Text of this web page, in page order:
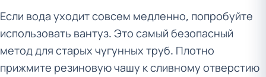
Если вода уходит совсем медленно, попробуйте
использовать вантуз. Это самый безопасный
метод для старых чугунных труб. Плотно
прижмите резиновую чашу к сливному отверстию